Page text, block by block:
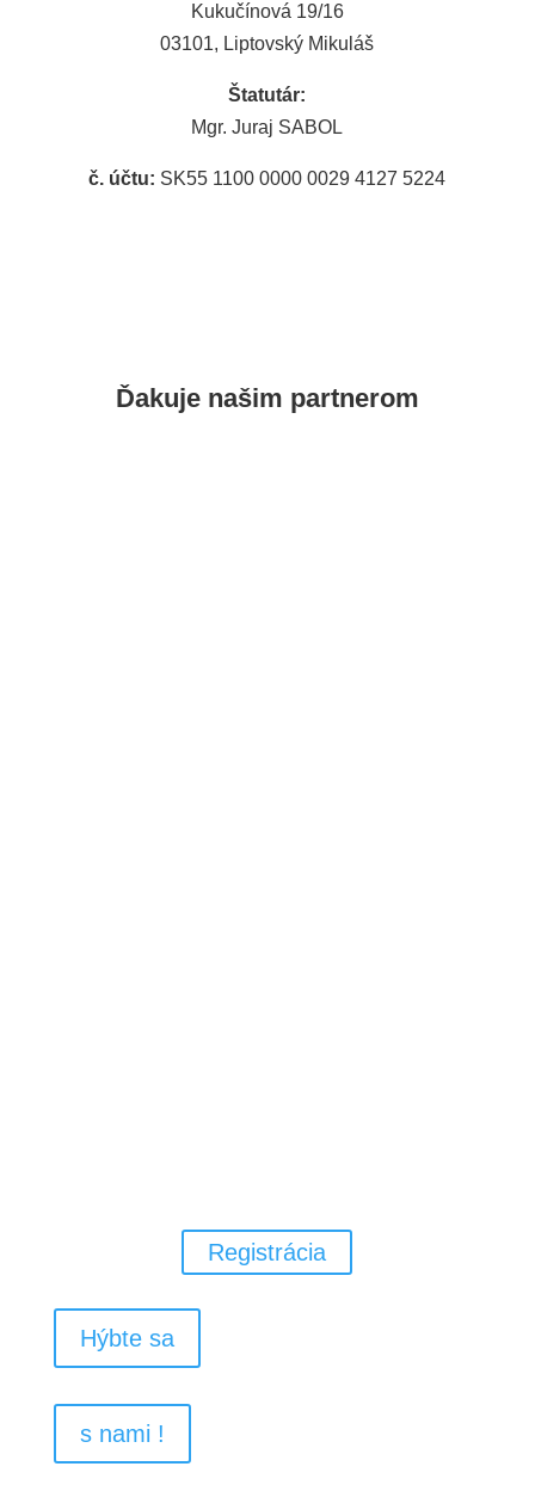
Kukučínová 19/16
03101, Liptovský Mikuláš
Štatutár:
Mgr. Juraj SABOL
č. účtu: SK55 1100 0000 0029 4127 5224
Ďakuje našim partnerom
Registrácia
Hýbte sa
s nami !